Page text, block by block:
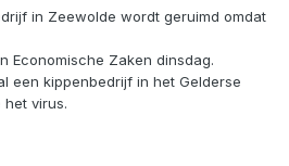
in Zeewolde wordt geruimd omdat
Economische Zaken dinsdag.
een kippenbedrijf in het Gelderse
het virus.